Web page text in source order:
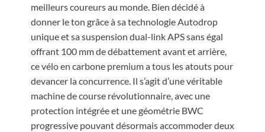
meilleurs coureurs au monde. Bien décidé à
donner le ton grâce à sa technologie Autodrop
unique et sa suspension dual-link APS sans égal
offrant 100 mm de débattement avant et arrière,
ce vélo en carbone premium a tous les atouts pour
devancer la concurrence. Il s’agit d’une véritable
machine de course révolutionnaire, avec une
protection intégrée et une géométrie BWC
progressive pouvant désormais accommoder deux